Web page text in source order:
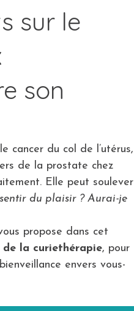
sur le
son
cancer du col de l’utérus,
de la prostate chez
Elle peut soulever
du plaisir ? Aurai-je
propose dans cet
de la curiethérapie, pour
envers vous-